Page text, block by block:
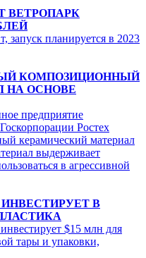
ВЕТРОПАРК
планируется в 2023
КОМПОЗИЦИОННЫЙ
НА ОСНОВЕ
предприятие
Ростех
керамический материал
выдерживает
в агрессивной
ИНВЕСТИРУЕТ В
$15 млн для
тары и упаковки,